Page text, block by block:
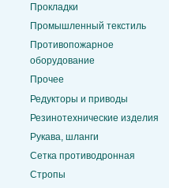
Прокладки
Промышленный текстиль
Противопожарное
оборудование
Прочее
Редукторы и приводы
Резинотехнические изделия
Рукава, шланги
Сетка противодронная
Стропы